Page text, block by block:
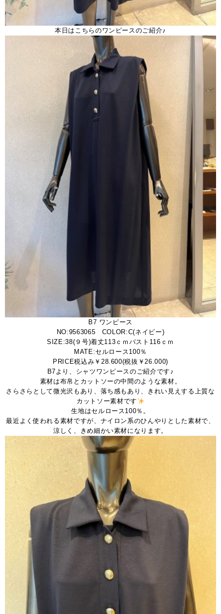
本日はこちらのワンピースのご紹介♪
B7 ワンピース
NO:9563065 COLOR:C(ネイビー)
SIZE:38(９号)着丈113ｃｍバスト116ｃｍ
MATE:セルロース100％
PRICE税込み￥28.600(税抜￥26.000)
B7より、シャツワンピースのご紹介です♪
素材は布帛とカットソーの中間のような素材。
さらさらとして微光沢もあり、落ち感もあり、きれい見えする上質な
カットソー素材です
生地はセルロース100％。
最近よく使われる素材ですが、ナイロン系のひんやりとした素材で、
涼しく、きめ細かい素材になります。